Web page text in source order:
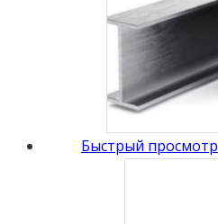
Быстрый просмотр